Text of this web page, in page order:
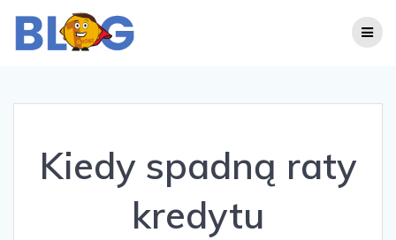
Kiedy spadną raty
kredytu